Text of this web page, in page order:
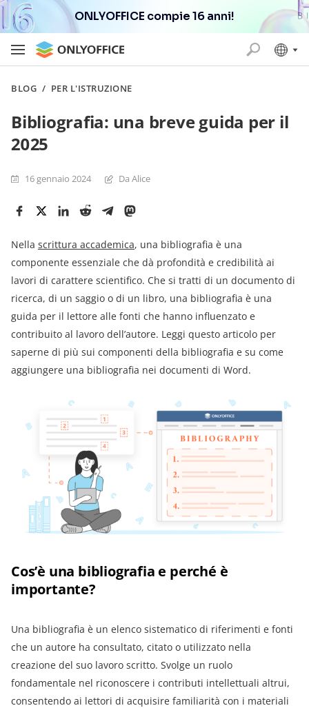
ONLYOFFICE compie 16 anni!
BLOG / PER L'ISTRUZIONE
Bibliografia: una breve guida per il
2025
16 gennaio 2024 Da Alice
Nella scrittura accademica, una bibliografia è una
componente essenziale che dà profondità e credibilità ai
lavori di carattere scientifico. Che si tratti di un documento di
ricerca, di un saggio o di un libro, una bibliografia è una
guida per il lettore alle fonti che hanno influenzato e
contribuito al lavoro dell’autore. Leggi questo articolo per
saperne di più sui componenti della bibliografia e su come
aggiungere una bibliografia nei documenti di Word.
Cos’è una bibliografia e perché è
importante?
Una bibliografia è un elenco sistematico di riferimenti e fonti
che un autore ha consultato, citato o utilizzato nella
creazione del suo lavoro scritto. Svolge un ruolo
fondamentale nel riconoscere i contributi intellettuali altrui,
consentendo ai lettori di acquisire familiarità con i materiali